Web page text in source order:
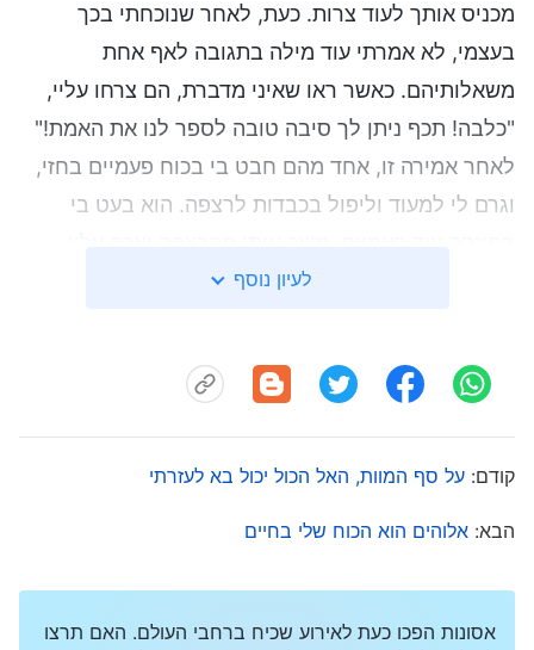
מכניס אותך לעוד צרות. כעת, לאחר שנוכחתי בכך
בעצמי, לא אמרתי עוד מילה בתגובה לאף אחת
משאלותיהם. כאשר ראו שאיני מדברת, הם צרחו עליי,
"כלבה! תכף ניתן לך סיבה טובה לספר לנו את האמת!"
לאחר אמירה זו, אחד מהם חבט בי בכוח פעמיים בחזי,
וגרם לי למעוד וליפול בכבדות לרצפה. הוא בעט בי
לכרוע ברך. כיוון שלא צייתתי לו, הוא בעט עוד מספר
בכוח כלפי מטה, ואז לפתע משך בחוזקה את ראשי
לאחור ואילץ אותי להסתכל מעלה. הוא קילל אותי בעודו
סוטר לפניי עוד פעמיים; כל שיכולתי לחוש היה כאילו
התבונן בו בחמדנות וצעק, "מה את עונדת שם?" מייד
תפס אחד השוטרים בשורש כף ידי ובכוח הסיר ממנו את
לעיון נוסף
קודם: על סף המוות, האל הכול יכול בא לעזרתי
הבא: אלוהים הוא הכוח שלי בחיים
אסונות הפכו כעת לאירוע שכיח ברחבי העולם. האם תרצו